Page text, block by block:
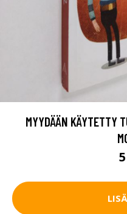
MYYDÄÄN KÄYTETTY